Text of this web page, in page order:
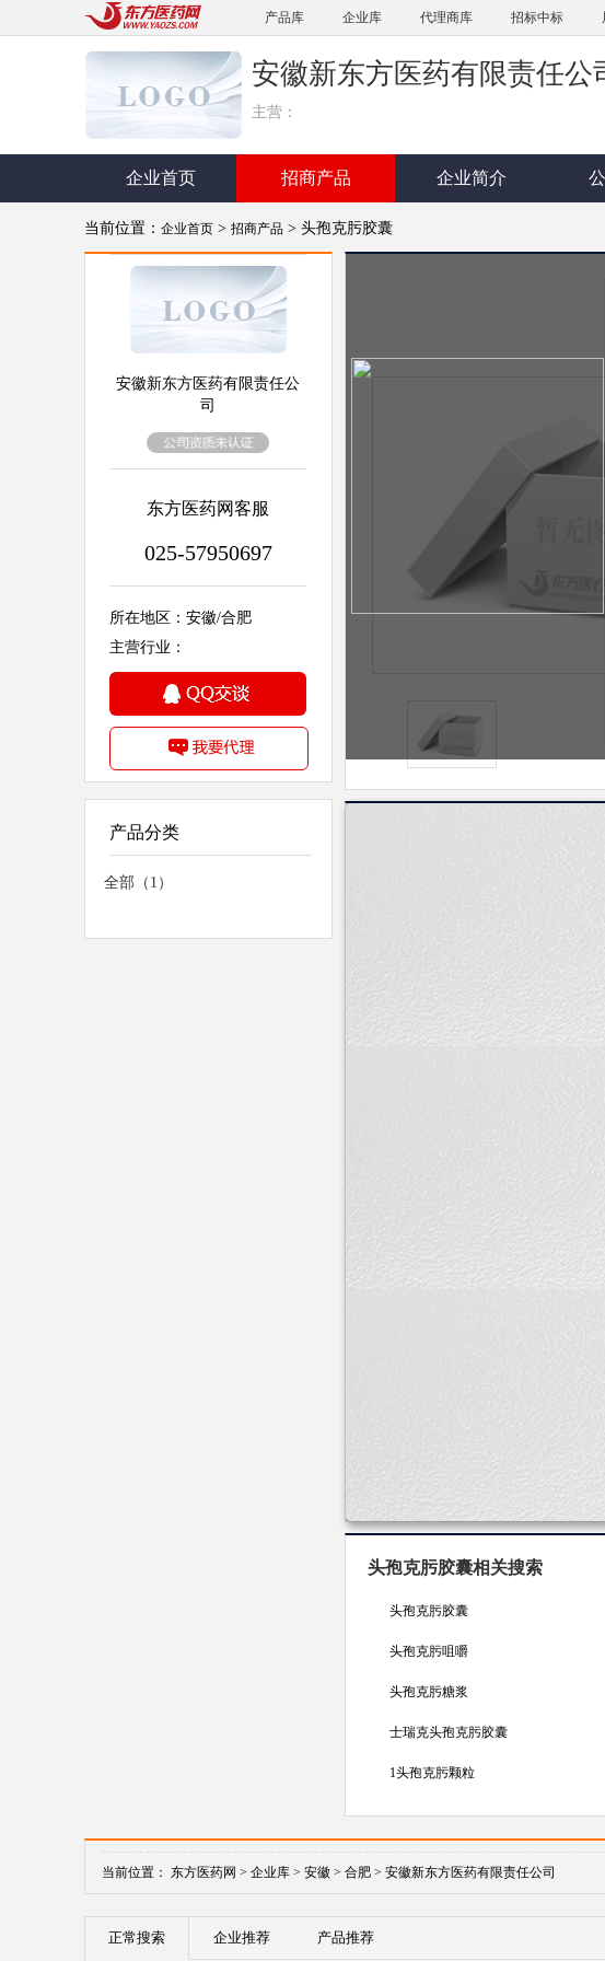
产品库 企业库 代理商库 招标中标
安徽新东方医药有限责任公
主营：
企业首页 招商产品 企业简介
当前位置： 企业首页 > 招商产品 > 头孢克肟胶囊
安徽新东方医药有限责任公
司
东方医药网客服
025-57950697
所在地区：安徽/合肥
主营行业：
产品分类
全部（1）
产品规格
头孢克肟胶囊相关搜索
头孢克肟胶囊
头孢克肟咀嚼
头孢克肟糖浆
士瑞克头孢克肟胶囊
1头孢克肟颗粒
当前位置： 东方医药网 > 企业库 > 安徽 > 合肥 > 安徽新东方医药有限责任公司
正常搜索 企业推荐 产品推荐